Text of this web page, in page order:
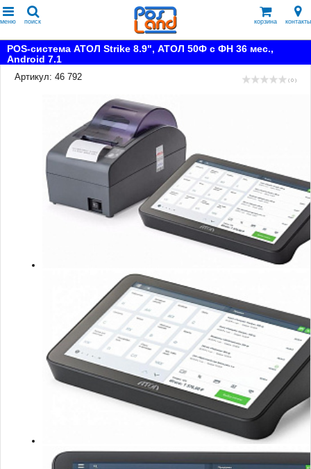
меню поиск корзина контакты
POS-система АТОЛ Strike 8.9", АТОЛ 50Ф с ФН 36 мес.,
Android 7.1
Артикул: 46 792
( 0 )